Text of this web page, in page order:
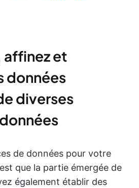
affinez et
données
diverses
de données pour votre
que la partie émergée de
également établir des